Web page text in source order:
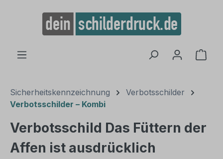
springen
Sicherheitskennzeichnung
Verbotsschilder
Verbotsschilder – Kombi
Verbotsschild Das Füttern der
Affen ist ausdrücklich